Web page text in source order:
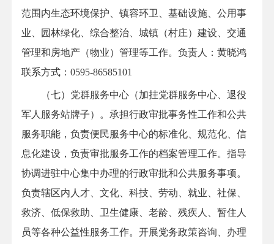
范围内生态环境保护、镇容环卫、基础设施、公用事
业、园林绿化、综合整治、城镇（村庄）建设、交通
管理和房地产（物业）管理等工作。负责人：黄晓鸿
联系方式： 0595-86585101
（七）党群服务中心（加挂党群服务中心、退役
军人服务站牌子）。承担行政审批事务性工作和公共
服务职能，负责便民服务中心的标准化、规范化、信
息化建设，负责审批服务工作的档案管理工作。指导
协调进驻中心集中办理的行政审批和公共服务事项。
负责辖区内人才、文化、科技、劳动、就业、社保、
救济、低保救助、卫生健康、老龄、残疾人、暂住人
员等各种公益性服务工作。开展党务政策咨询、办理